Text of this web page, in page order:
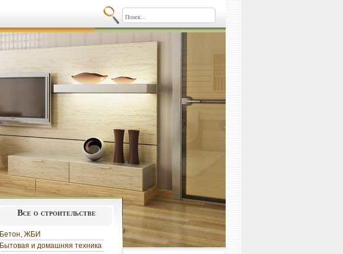
Все о строительстве
Бетон, ЖБИ
Бытовая и домашняя техника